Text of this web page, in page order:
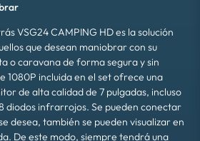
VSG24 CAMPING HD es la solución
que desean maniobrar con su
o caravana de forma segura y sin
1080P incluida en el set ofrece una
de alta calidad de 7 pulgadas, incluso
diodos infrarrojos. Se pueden conectar
desea, también se pueden visualizar en
De este modo, siempre tendrá una